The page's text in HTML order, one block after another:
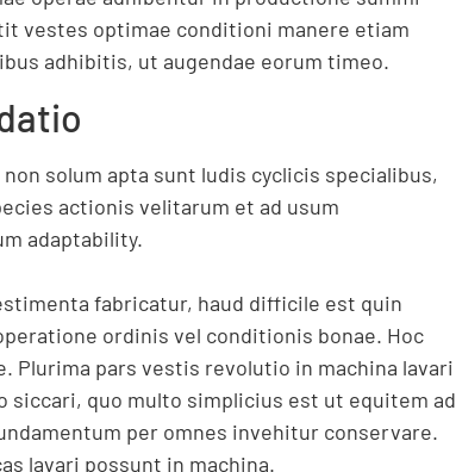
vestes optimae conditioni manere etiam
adhibitis, ut augendae eorum timeo.
solum apta sunt ludis cyclicis specialibus,
actionis velitarum et ad usum
adaptability.
fabricatur, haud difficile est quin
ordinis vel conditionis bonae. Hoc
Plurima pars vestis revolutio in machina lavari
quo multo simplicius est ut equitem ad
per omnes invehitur conservare.
lavari possunt in machina.